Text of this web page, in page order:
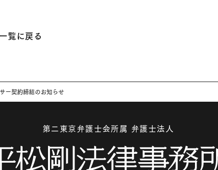
一覧に戻る
ー契約締結のお知らせ
第二東京弁護士会所属 弁護士法人